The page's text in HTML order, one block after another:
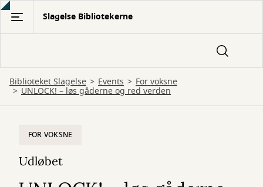
Gå
hovedindhold
Slagelse Bibliotekerne
Biblioteket Slagelse Events For voksne
UNLOCK! – løs gåderne og red verden
FOR VOKSNE
Udløbet